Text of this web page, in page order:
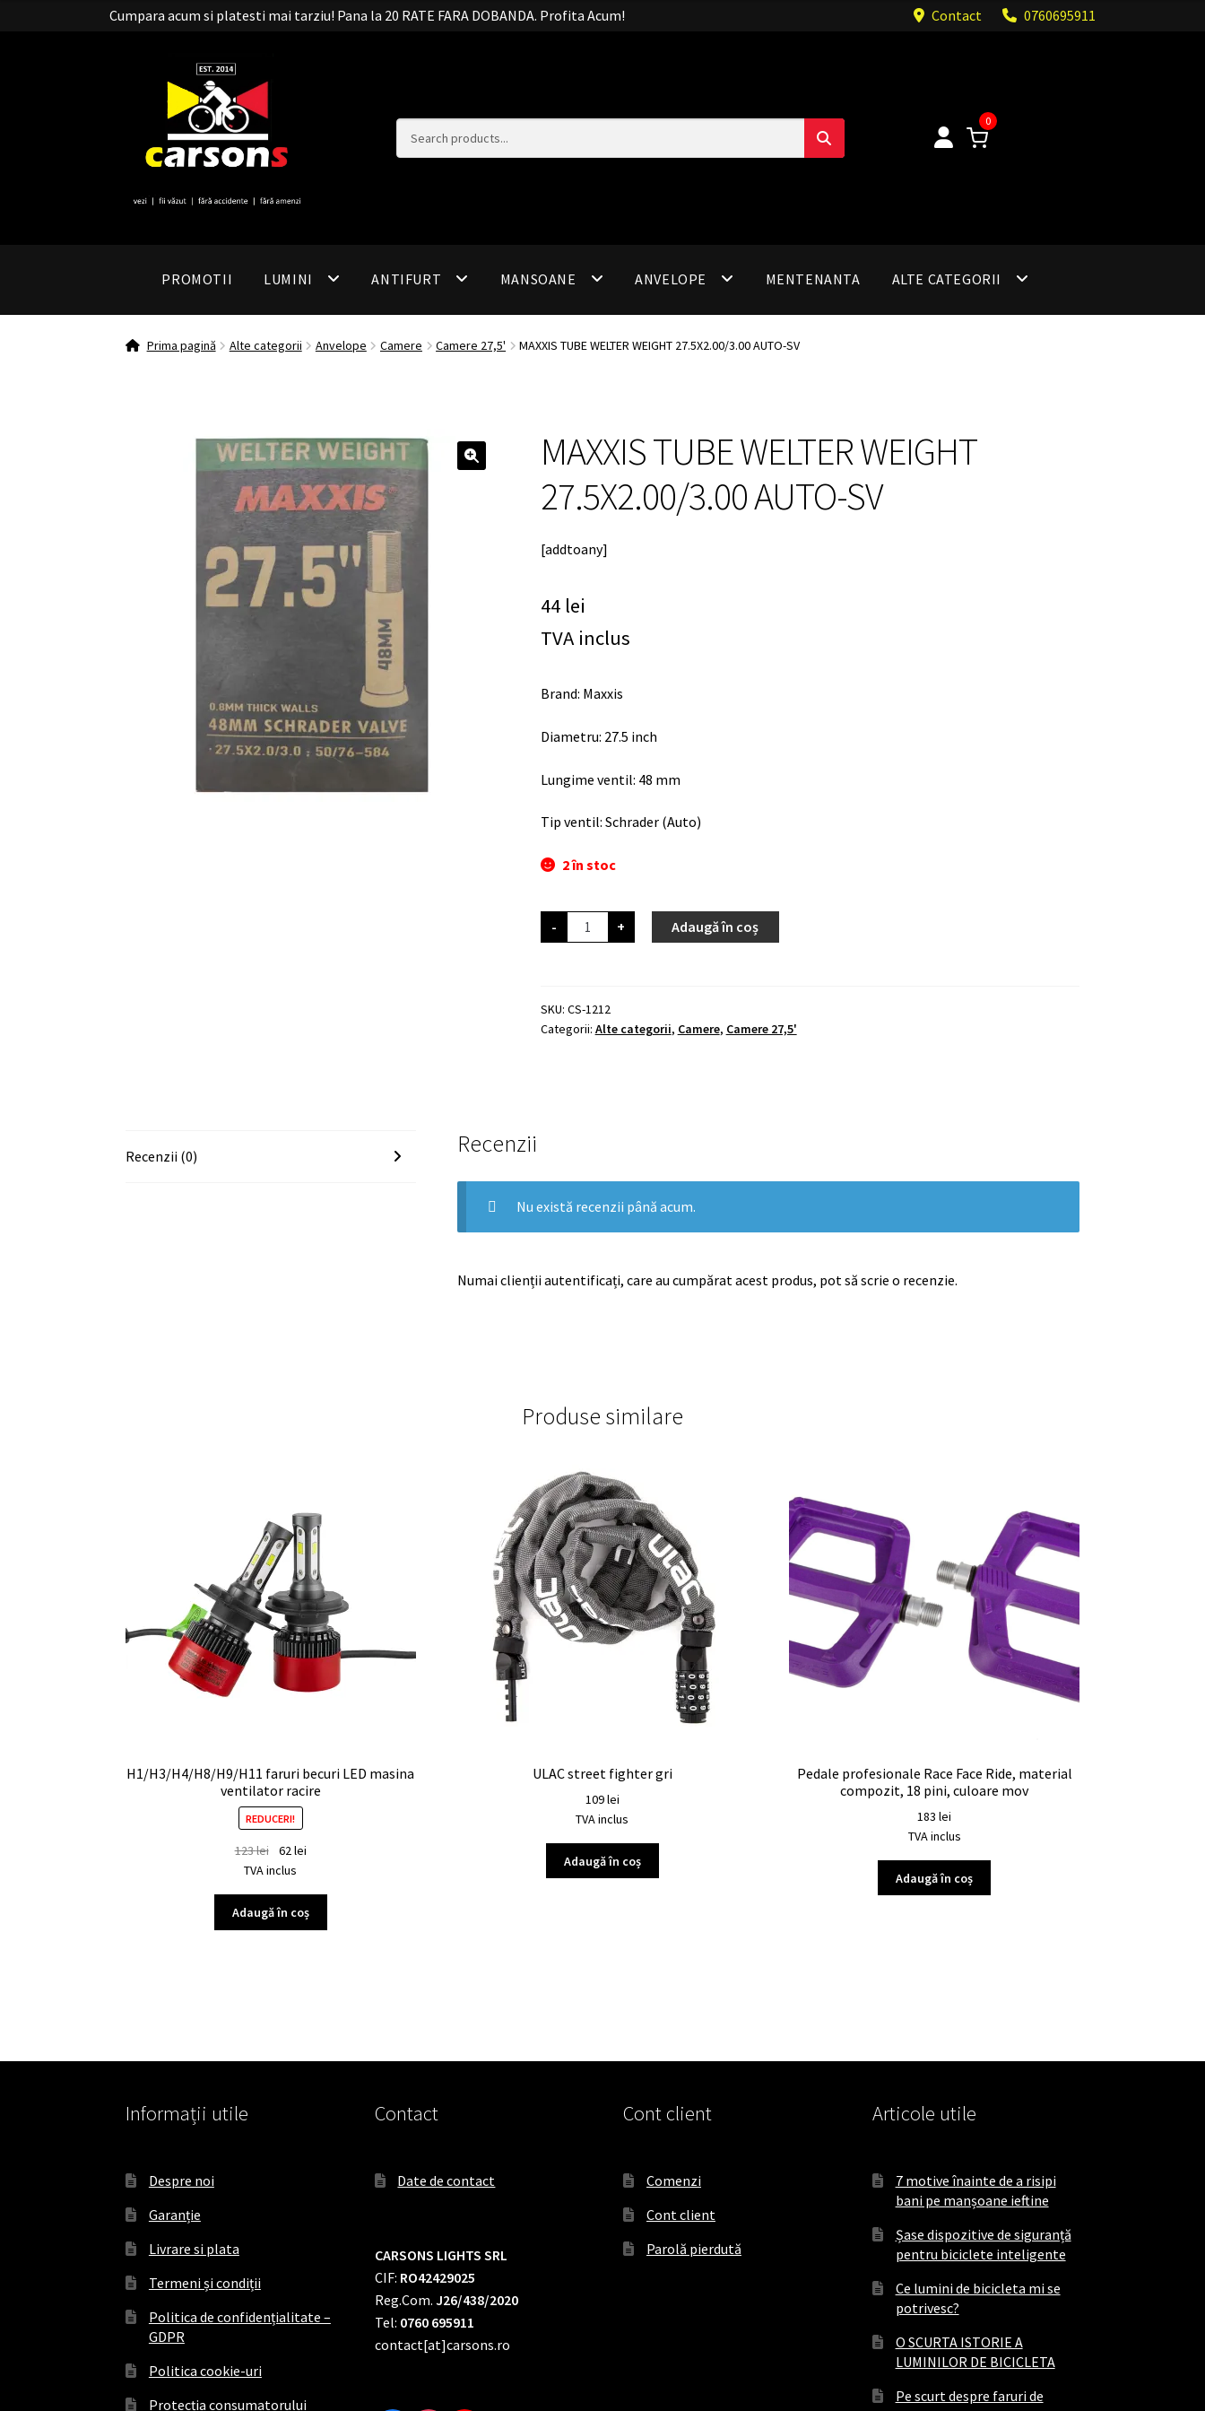
Cumpara acum si platesti mai tarziu! Pana la 20 RATE FARA DOBANDA. Profita Acum! Contact 0760695911
0
PROMOTII LUMINI ANTIFURT MANSOANE ANVELOPE MENTENANTA ALTE CATEGORII
Prima pagină Alte categorii Anvelope Camere Camere 27,5' MAXXIS TUBE WELTER WEIGHT 27.5X2.00/3.00 AUTO-SV
MAXXIS TUBE WELTER WEIGHT
27.5X2.00/3.00 AUTO-SV
[addtoany]
44 lei
TVA inclus
Brand: Maxxis
Diametru: 27.5 inch
Lungime ventil: 48 mm
Tip ventil: Schrader (Auto)
2 în stoc
-
Cantitate
MAXXIS
TUBE
AUTO-
SV
+ Adaugă în coș
SKU: CS-1212
Categorii: Alte categorii, Camere, Camere 27,5'
Recenzii (0) Recenzii
Nu există recenzii până acum.
Numai clienții autentificați, care au cumpărat acest produs, pot să scrie o recenzie.
Produse similare
H1/H3/H4/H8/H9/H11 faruri becuri LED masina
ventilator racire
REDUCERI!
123lei 62lei
TVA inclus
Adaugă în coș
ULAC street fighter gri
109lei
TVA inclus
Adaugă în coș
Pedale profesionale Race Face Ride, material
compozit, 18 pini, culoare mov
183lei
TVA inclus
Adaugă în coș
Informații utile
Despre noi
Garanție
Livrare si plata
Termeni și condiții
Politica de confidențialitate –
GDPR
Politica cookie-uri
Protecția consumatorului
Contact
Date de contact
CARSONS LIGHTS SRL
CIF: RO42429025
Reg.Com. J26/438/2020
Tel: 0760 695911
contact[at]carsons.ro
Cont client
Comenzi
Cont client
Parolă pierdută
Articole utile
7 motive înainte de a risipi
bani pe manșoane ieftine
Șase dispozitive de siguranță
pentru biciclete inteligente
Ce lumini de bicicleta mi se
potrivesc?
O SCURTA ISTORIE A
LUMINILOR DE BICICLETA
Pe scurt despre faruri de